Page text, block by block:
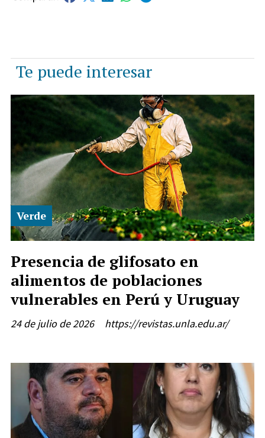
Te puede interesar
Presencia de glifosato en
alimentos de poblaciones
vulnerables en Perú y Uruguay
https://revistas.unla.edu.ar/
Verde
24 de julio de 2026